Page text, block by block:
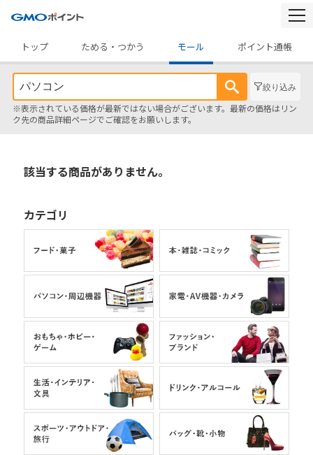
トップ
ためる・つかう モール ポイント通帳
絞り込み
※表示されている価格が最新ではない場合がございます。最新の価格はリン
ク先の商品詳細ページでご確認をお願いします。
該当する商品がありません。
カテゴリ